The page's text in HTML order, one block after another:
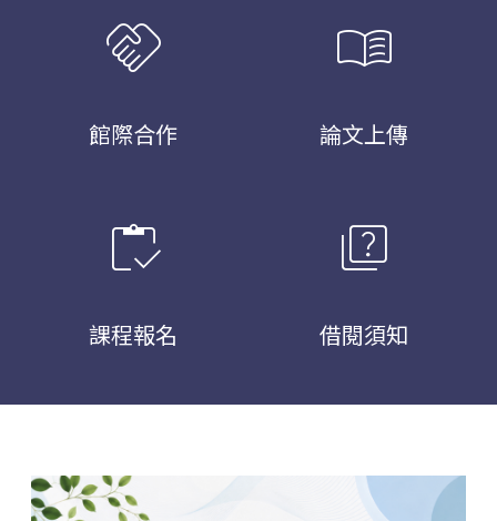
handshake
館際合作
menu_book
論文上傳
inventory
課程報名
quiz
借閱須知